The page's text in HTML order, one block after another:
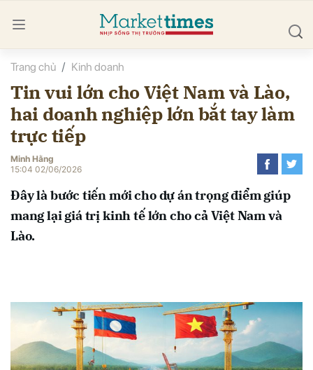
Trang chủ Kinh doanh
Tin vui lớn cho Việt Nam và Lào,
hai doanh nghiệp lớn bắt tay làm
trực tiếp
Minh Hằng
15:04 02/06/2026
Đây là bước tiến mới cho dự án trọng điểm giúp
mang lại giá trị kinh tế lớn cho cả Việt Nam và
Lào.
luận